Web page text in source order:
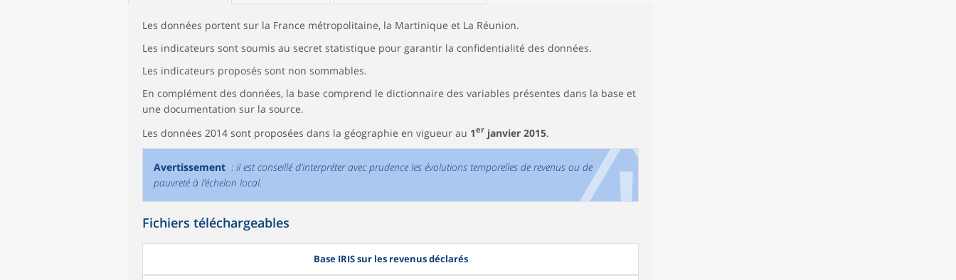
Les données portent sur la France métropolitaine, la Martinique et La Réunion.
Les indicateurs sont soumis au secret statistique pour garantir la confidentialité des données.
Les indicateurs proposés sont non sommables.
En complément des données, la base comprend le dictionnaire des variables présentes dans la base et
une documentation sur la source.
Les données 2014 sont proposées dans la géographie en vigueur au 1er janvier 2015.
Avertissement : il est conseillé d’interpréter avec prudence les évolutions temporelles de revenus ou de
pauvreté à l’échelon local.
Fichiers téléchargeables
Base IRIS sur les revenus déclarés